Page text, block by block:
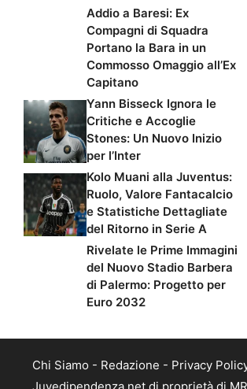
Addio a Baresi: Ex
Compagni di Squadra
Portano la Bara in un
Commosso Omaggio all’Ex
Capitano
Yann Bisseck Ignora le
Critiche e Accoglie
Stones: Un Nuovo Inizio
per l’Inter
Kolo Muani alla Juventus:
Ruolo, Valore Fantacalcio
e Statistiche Dettagliate
del Ritorno in Serie A
Rivelate le Prime Immagini
del Nuovo Stadio Barbera
di Palermo: Progetto per
Euro 2032
Chi Siamo - Redazione - Privacy